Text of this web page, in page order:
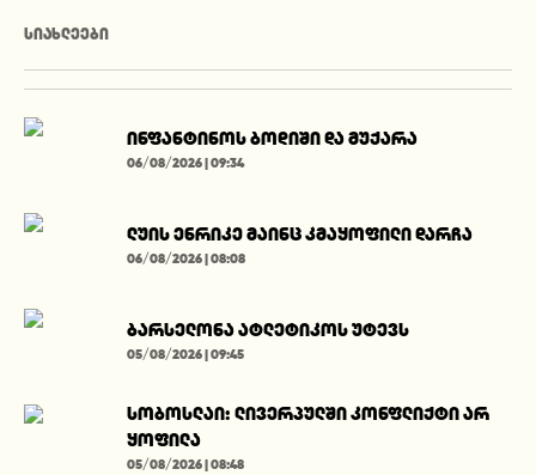
ᲡᲘᲐᲮᲚᲔᲔᲑᲘ
ინფანტინოს ბოდიში და მუქარა
06/08/2026 | 09:34
ლუის ენრიკე მაინც კმაყოფილი დარჩა
06/08/2026 | 08:08
ბარსელონა ატლეტიკოს უტევს
05/08/2026 | 09:45
სობოსლაი: ლივერპულში კონფლიქტი არ
ყოფილა
05/08/2026 | 08:48